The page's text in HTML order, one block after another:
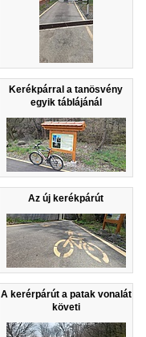
Kerékpárral a tanösvény
egyik táblájánál
Az új kerékpárút
A kerérpárút a patak vonalát
követi